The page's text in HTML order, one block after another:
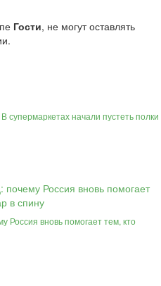
Гости, не могут оставлять
супермаркетах начали пустеть полки
Россия вновь помогает тем, кто